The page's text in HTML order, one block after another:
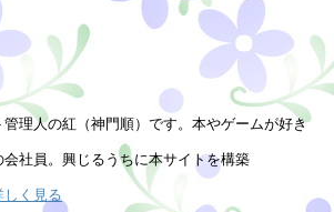
管理人の紅（神門順）です。本やゲームが好き
会社員。興じるうちに本サイトを構築
しく見る